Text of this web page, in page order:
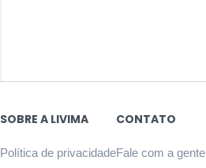
SOBRE A LIVIMA
Política de privacidade
CONTATO
Fale com a gente